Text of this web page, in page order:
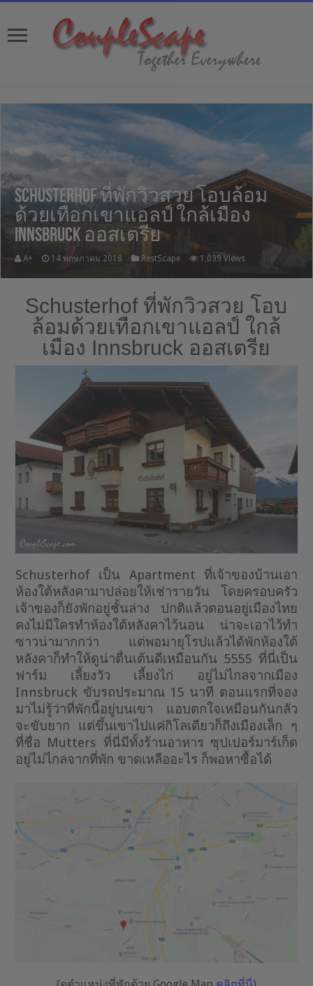
Schusterhof ที่พักวิวสวย โอบล้อม
ด้วยเทือกเขาแอลป์ ใกล้เมือง
Innsbruck ออสเตรีย
A+ 14 พฤษภาคม 2018 RestScape 1,039 Views
Schusterhof ที่พักวิวสวย โอบ
ล้อมด้วยเทือกเขาแอลป์ ใกล้
เมือง Innsbruck ออสเตรีย
Schusterhof เป็น Apartment ที่เจ้าของบ้านเอา
ห้องใต้หลังคามาปล่อยให้เช่ารายวัน โดยครอบครัว
เจ้าของก็ยังพักอยู่ชั้นล่าง ปกติแล้วตอนอยู่เมืองไทย
คงไม่มีใครทำห้องใต้หลังคาไว้นอน น่าจะเอาไว้ทำ
ซาวน่ามากกว่า แต่พอมายุโรปแล้วได้พักห้องใต้
หลังคาก็ทำให้ดูน่าตื่นเต้นดีเหมือนกัน 5555 ที่นี่เป็น
ฟาร์ม เลี้ยงวัว เลี้ยงไก่ อยู่ไม่ไกลจากเมือง
Innsbruck ขับรถประมาณ 15 นาที ตอนแรกที่จอง
มาไม่รู้ว่าที่พักนี้อยู่บนเขา แอบตกใจเหมือนกันกลัว
จะขับยาก แต่ขึ้นเขาไปแค่กิโลเดียวก็ถึงเมืองเล็ก ๆ
ที่ชื่อ Mutters ที่นี่มีทั้งร้านอาหาร ซุปเปอร์มาร์เก็ต
อยู่ไม่ไกลจากที่พัก ขาดเหลืออะไร ก็พอหาซื้อได้